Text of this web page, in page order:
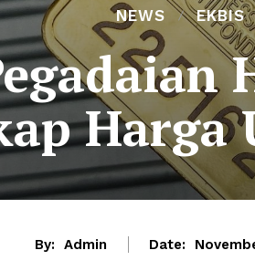
NEWS EKBIS
Harga
By: Admin Date: